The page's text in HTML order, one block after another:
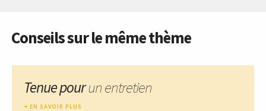
Conseils sur le même thème
Tenue pourun entretien
EN SAVOIR PLUS